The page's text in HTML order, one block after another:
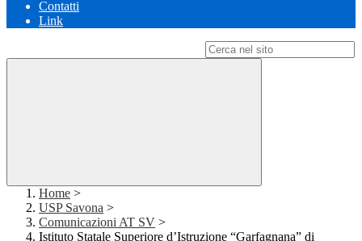
Contatti
Link
Home >
USP Savona >
Comunicazioni AT SV >
Istituto Statale Superiore d’Istruzione “Garfagnana” di